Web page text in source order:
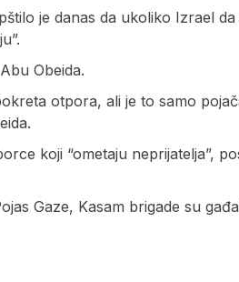
je danas da ukoliko Izrael
Obeida.
otpora, ali je to samo
koji “ometaju neprijatelja”,
Gaze, Kasam brigade su